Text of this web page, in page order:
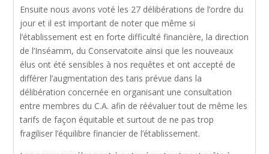
Ensuite nous avons voté les 27 délibérations de l’ordre du
jour et il est important de noter que même si
l’établissement est en forte difficulté financière, la direction
de l’Inséamm, du Conservatoite ainsi que les nouveaux
élus ont été sensibles à nos requêtes et ont accepté de
différer l’augmentation des taris prévue dans la
délibération concernée en organisant une consultation
entre membres du C.A. afin de réévaluer tout de même les
tarifs de façon équitable et surtout de ne pas trop
fragiliser l’équilibre financier de l’établissement.